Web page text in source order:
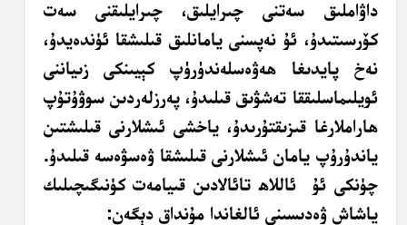
داۋاملىق سەتنى چىرايلىق، چىرايلىقنى سەت
كۆرسىتىدۇ، ئۇ نەپسنى يامانلىق قىلىشقا ئۈندەيدۇ،
نەخ پايدىغا ھەۋەسلەندۈرۈپ كېيىنكى زىياننى
ئويلىماسلىققا تەشۋىق قىلىدۇ، پەرزلەردىن سوۋۇتۇپ
ھاراملارغا قىزىقتۇرىدۇ، ياخشى ئىشلارنى قىلىشتىن
ياندۇرۇپ يامان ئىشلارنى قىلىشقا ۋەسۋەسە قىلىدۇ.
چۈنكى ئۇ ئاللاھ تائالادىن قىيامەت كۈنىگىچىلىك
ياشاش ۋەدىسىنى ئالغاندا مۇنداق دېگەن: